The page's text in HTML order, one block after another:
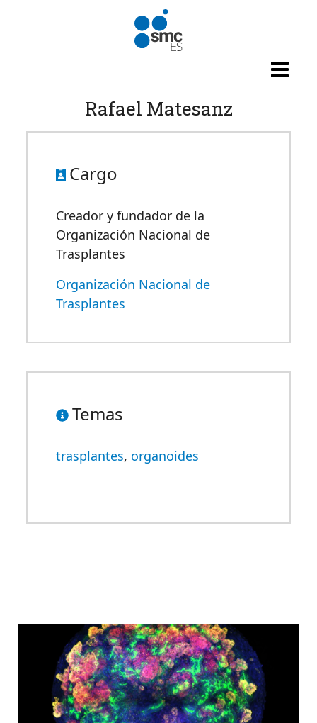
Pasar al contenido principal
Rafael Matesanz
Cargo
Creador y fundador de la
Organización Nacional de
Trasplantes
Organización Nacional de
Trasplantes
Temas
trasplantes, organoides